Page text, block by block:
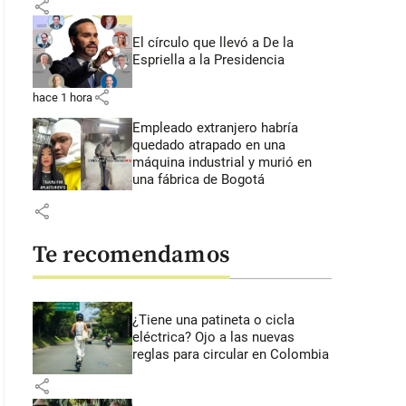
share
El círculo que llevó a De la
Espriella a la Presidencia
hace 1 hora share
Empleado extranjero habría
quedado atrapado en una
máquina industrial y murió en
una fábrica de Bogotá
share
Te recomendamos
¿Tiene una patineta o cicla
eléctrica? Ojo a las nuevas
reglas para circular en Colombia
share